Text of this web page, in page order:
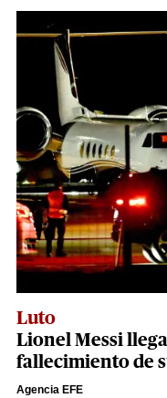
Luto
Lionel Messi
fallecimiento de
Agencia EFE